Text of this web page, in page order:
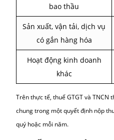
ĐỒNG THỜI VỚI THUẾ
Thuế TNCN cũng được tính
thuế GTGT:
Ngành nghề
Phân phối, cung cấp
hóa